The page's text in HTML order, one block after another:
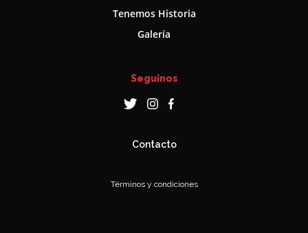
Tenemos Historia
Galería
Seguinos
Contacto
Términos y condiciones